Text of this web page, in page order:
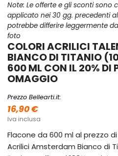
Note: Le offerte e gli sconti sono
applicato nei 30 gg. precedenti
potrebbe differire leggermente
foto
COLORI ACRILICI
BIANCO DI TITANIO
600 ML CON IL 20% DI
OMAGGIO
Prezzo Bellearti.it:
16,90 €
Iva inclusa
Flacone da 600 ml al prezzo
Acrilici Amsterdam Bianco di